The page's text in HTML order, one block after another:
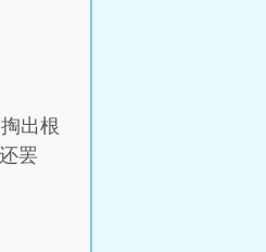
出根
罢